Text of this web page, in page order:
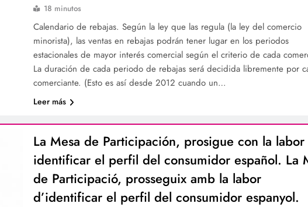
18 minutos
Calendario de rebajas. Según la ley que las regula (la ley del comercio
minorista), las ventas en rebajas podrán tener lugar en los periodos
estacionales de mayor interés comercial según el criterio de cada
La duración de cada periodo de rebajas será decidida libremente por
comerciante. (Esto es así desde 2012 cuando un…
Leer más
La Mesa de Participación, prosigue con la
identificar el perfil del consumidor español. La
de Participació, prosseguix amb la labor
d’identificar el perfil del consumidor espanyol.